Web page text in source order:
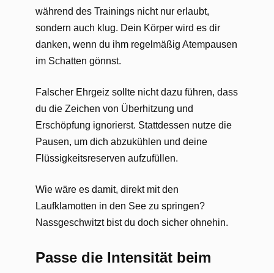
während des Trainings nicht nur erlaubt,
sondern auch klug. Dein Körper wird es dir
danken, wenn du ihm regelmäßig Atempausen
im Schatten gönnst.
Falscher Ehrgeiz sollte nicht dazu führen, dass
du die Zeichen von Überhitzung und
Erschöpfung ignorierst. Stattdessen nutze die
Pausen, um dich abzukühlen und deine
Flüssigkeitsreserven aufzufüllen.
Wie wäre es damit, direkt mit den
Laufklamotten in den See zu springen?
Nassgeschwitzt bist du doch sicher ohnehin.
Passe die Intensität beim